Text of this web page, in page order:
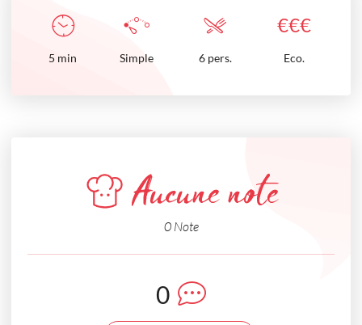
€€€
5 min Simple 6 pers. Eco.
Aucune note
0 Note
0